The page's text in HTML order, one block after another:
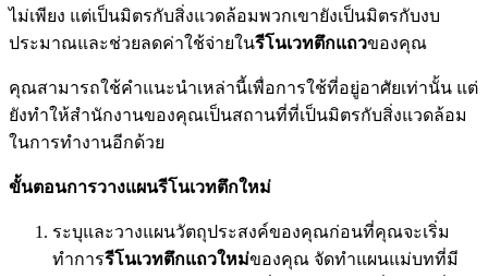
ไม่เพียง แต่เป็นมิตรกับสิ่งแวดล้อมพวกเขายังเป็นมิตรกับงบ
ประมาณและช่วยลดค่าใช้จ่ายในรีโนเวทตึกแถวของคุณ
คุณสามารถใช้คำแนะนำเหล่านี้เพื่อการใช้ที่อยู่อาศัยเท่านั้น แต่
ยังทำให้สำนักงานของคุณเป็นสถานที่ที่เป็นมิตรกับสิ่งแวดล้อม
ในการทำงานอีกด้วย
ขั้นตอนการวางแผนรีโนเวทตึกใหม่
ระบุและวางแผนวัตถุประสงค์ของคุณก่อนที่คุณจะเริ่ม
ทำการรีโนเวทตึกแถวใหม่ของคุณ จัดทำแผนแม่บทที่มี